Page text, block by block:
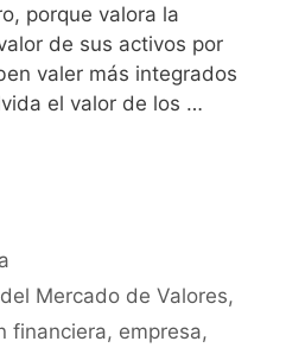
porque valora la
de sus activos por
valer más integrados
el valor de los …
Mercado de Valores,
financiera, empresa,